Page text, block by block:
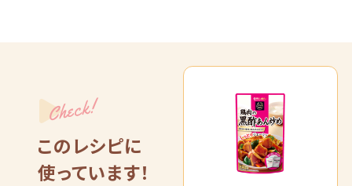
Check!
このレシピに
使っています！